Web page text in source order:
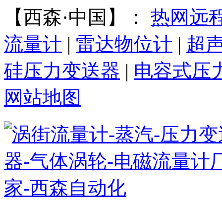
【西森·中国】： 热网远
流量计 | 雷达物位计 | 超
硅压力变送器 | 电容式压
网站地图